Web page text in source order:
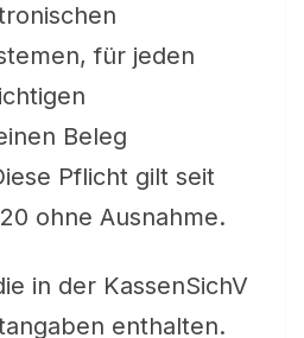
für jeden
Beleg
Pflicht gilt seit
ohne Ausnahme.
in der KassenSichV
enthalten.